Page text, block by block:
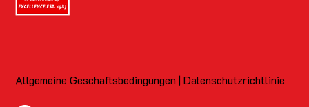
Allgemeine Geschäftsbedingungen | Datenschutzrichtlinie